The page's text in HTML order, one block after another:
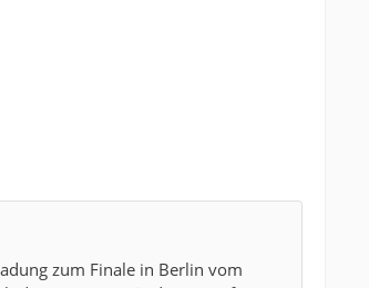
zum Finale in Berlin vom